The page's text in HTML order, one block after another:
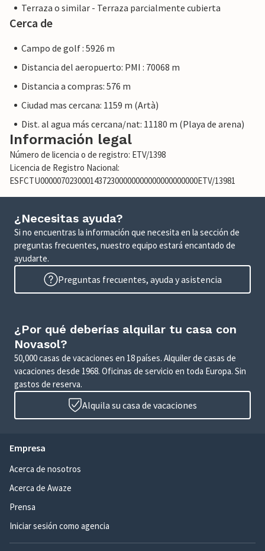
Terraza o similar - Terraza parcialmente cubierta
Cerca de
Campo de golf : 5926 m
Distancia del aeropuerto: PMI : 70068 m
Distancia a compras: 576 m
Ciudad mas cercana: 1159 m (Artà)
Dist. al agua más cercana/nat: 11180 m (Playa de arena)
Información legal
Número de licencia o de registro: ETV/1398
Licencia de Registro Nacional:
ESFCTU00000702300014372300000000000000000000ETV/13981
¿Necesitas ayuda?
Si no encuentras la información que necesita en la sección de
preguntas frecuentes, nuestro equipo estará encantado de
ayudarte.
Preguntas frecuentes, ayuda y asistencia
¿Por qué deberías alquilar tu casa con
Novasol?
50,000 casas de vacaciones en 18 países. Alquiler de casas de
vacaciones desde 1968. Oficinas de servicio en toda Europa. Sin
gastos de reserva.
Alquila su casa de vacaciones
Empresa
Acerca de nosotros
Acerca de Awaze
Prensa
Iniciar sesión como agencia